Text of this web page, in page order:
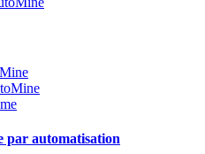
par automatisation